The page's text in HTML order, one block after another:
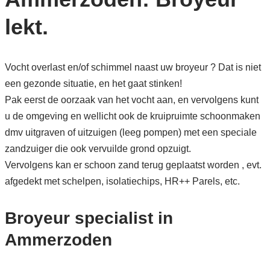
lekt.
Vocht overlast en/of schimmel naast uw broyeur ? Dat is niet
een gezonde situatie, en het gaat stinken!
Pak eerst de oorzaak van het vocht aan, en vervolgens kunt
u de omgeving en wellicht ook de kruipruimte schoonmaken
dmv uitgraven of uitzuigen (leeg pompen) met een speciale
zandzuiger die ook vervuilde grond opzuigt.
Vervolgens kan er schoon zand terug geplaatst worden , evt.
afgedekt met schelpen, isolatiechips, HR++ Parels, etc.
Broyeur specialist in
Ammerzoden